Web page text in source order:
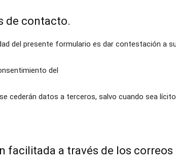
de contacto.
del presente formulario es dar contestación a
del
cederán datos a terceros, salvo cuando sea
facilitada a través de los